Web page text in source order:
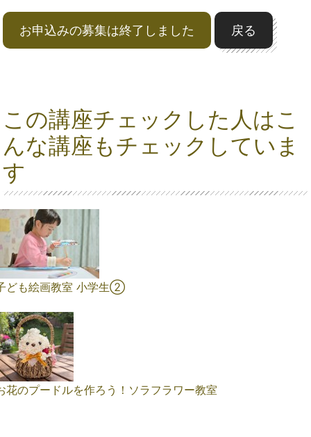
お申込みの募集は終了しました 戻る
この講座チェックした人はこ
んな講座もチェックしていま
す
ども絵画教室 小学生➁
花のプードルを作ろう！ソラフラワー教室